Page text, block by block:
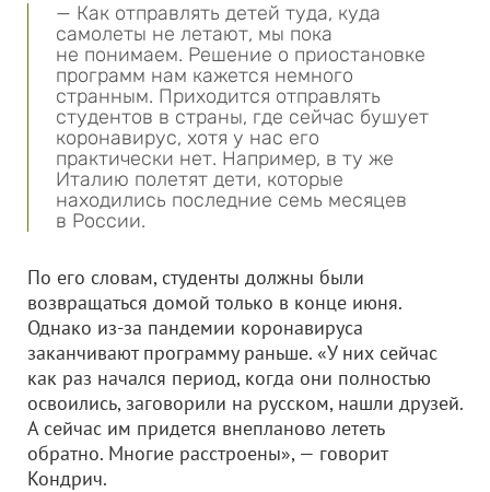
— Как отправлять детей туда, куда
самолеты не летают, мы пока
не понимаем. Решение о приостановке
программ нам кажется немного
странным. Приходится отправлять
студентов в страны, где сейчас бушует
коронавирус, хотя у нас его
практически нет. Например, в ту же
Италию полетят дети, которые
находились последние семь месяцев
в России.
По его словам, студенты должны были
возвращаться домой только в конце июня.
Однако из-за пандемии коронавируса
заканчивают программу раньше. «У них сейчас
как раз начался период, когда они полностью
освоились, заговорили на русском, нашли друзей.
А сейчас им придется внепланово лететь
обратно. Многие расстроены», — говорит
Кондрич.